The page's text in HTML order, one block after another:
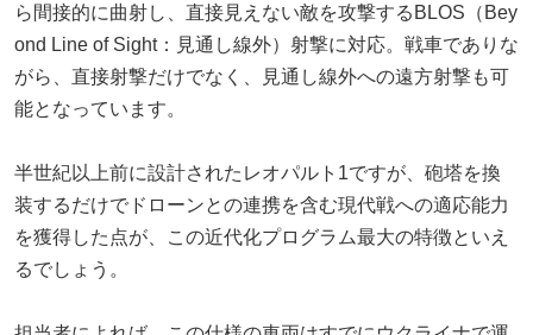
ら間接的に曲射し、直接見えない敵を攻撃するBLOS（Bey
ond Line of Sight：見通し線外）射撃に対応。戦車でありな
がら、直接射撃だけでなく、見通し線外への遠方射撃も可
能となっています。
半世紀以上前に設計されたレオパルト1ですが、砲塔を換
装するだけでドローンとの連携を含む現代戦への適応能力
を獲得した点が、この近代化プログラム最大の特徴といえ
るでしょう。